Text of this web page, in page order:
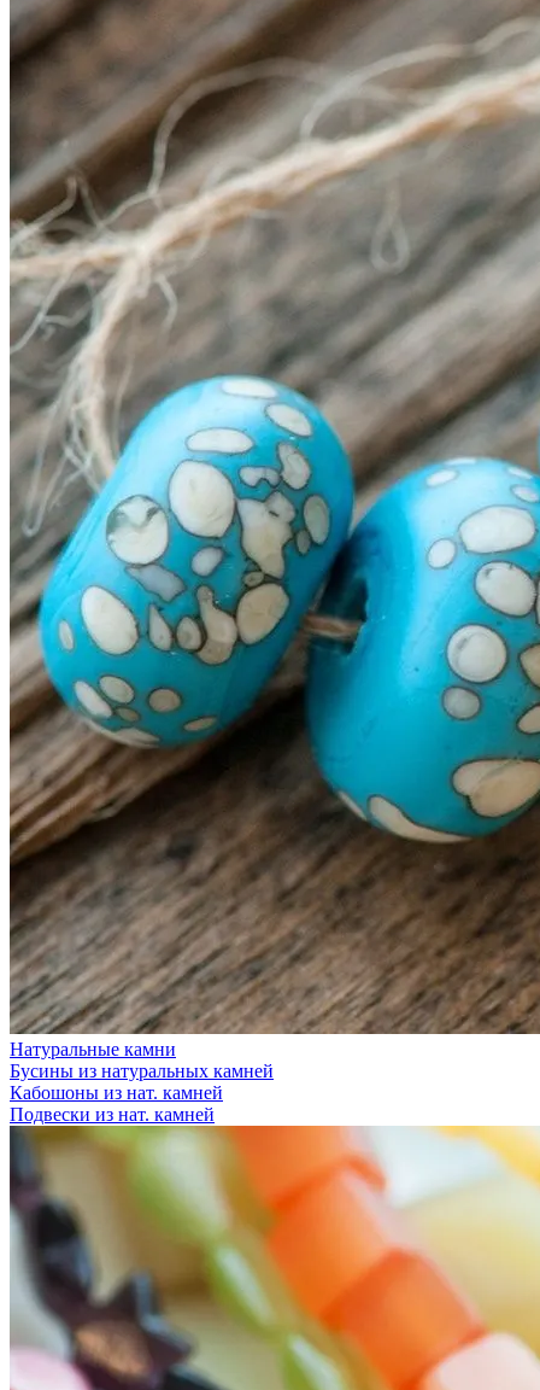
Натуральные камни
Бусины из натуральных камней
Кабошоны из нат. камней
Подвески из нат. камней